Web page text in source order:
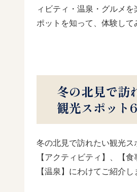
ィビティ・温泉・グルメを
ポットを知って、体験して
冬の北見で訪
観光スポット
冬の北見で訪れたい観光ス
【アクティビティ】、【食
【温泉】にわけてご紹介し